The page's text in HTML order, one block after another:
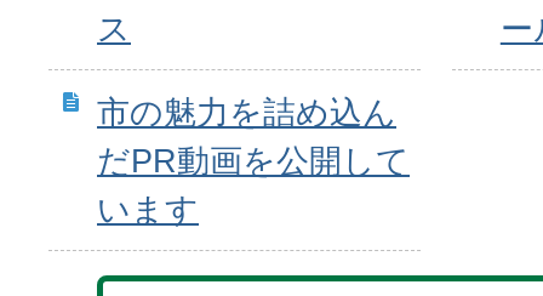
ス
ー
市の魅力を詰め込ん
だPR動画を公開して
います